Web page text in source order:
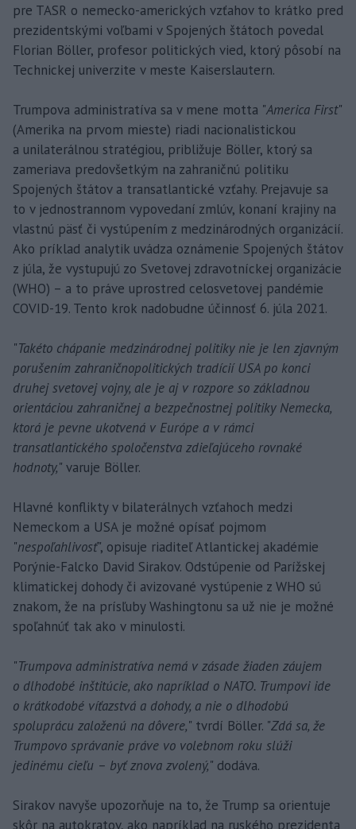
pre TASR o nemecko-amerických vzťahov to krátko pred
prezidentskými voľbami v Spojených štátoch povedal
Florian Böller, profesor politických vied, ktorý pôsobí na
Technickej univerzite v meste Kaiserslautern.
Trumpova administratíva sa v mene motta "America First"
(Amerika na prvom mieste) riadi nacionalistickou
a unilaterálnou stratégiou, približuje Böller, ktorý sa
zameriava predovšetkým na zahraničnú politiku
Spojených štátov a transatlantické vzťahy. Prejavuje sa
to v jednostrannom vypovedaní zmlúv, konaní krajiny na
vlastnú päsť či vystúpením z medzinárodných organizácií.
Ako príklad analytik uvádza oznámenie Spojených štátov
z júla, že vystupujú zo Svetovej zdravotníckej organizácie
(WHO) – a to práve uprostred celosvetovej pandémie
COVID-19. Tento krok nadobudne účinnosť 6. júla 2021.
"Takéto chápanie medzinárodnej politiky nie je len zjavným
porušením zahraničnopolitických tradícií USA po konci
druhej svetovej vojny, ale je aj v rozpore so základnou
orientáciou zahraničnej a bezpečnostnej politiky Nemecka,
ktorá je pevne ukotvená v Európe a v rámci
transatlantického spoločenstva zdieľajúceho rovnaké
hodnoty," varuje Böller.
Hlavné konflikty v bilaterálnych vzťahoch medzi
Nemeckom a USA je možné opísať pojmom
"nespoľahlivosť", opisuje riaditeľ Atlantickej akadémie
Porýnie-Falcko David Sirakov. Odstúpenie od Parížskej
klimatickej dohody či avizované vystúpenie z WHO sú
znakom, že na prísľuby Washingtonu sa už nie je možné
spoľahnúť tak ako v minulosti.
"Trumpova administratíva nemá v zásade žiaden záujem
o dlhodobé inštitúcie, ako napríklad o NATO. Trumpovi ide
o krátkodobé víťazstvá a dohody, a nie o dlhodobú
spoluprácu založenú na dôvere," tvrdí Böller. "Zdá sa, že
Trumpovo správanie práve vo volebnom roku slúži
jedinému cieľu – byť znova zvolený," dodáva.
Sirakov navyše upozorňuje na to, že Trump sa orientuje
skôr na autokratov, ako napríklad na ruského prezidenta